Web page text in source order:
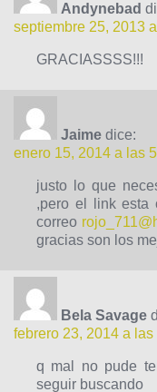
Andynebad
septiembre 25, 2013
GRACIASSSS!!!
Jaime dice:
enero 15, 2014 a las
justo lo que
,pero el link esta
correo
gracias son los
Bela Savage
febrero 23, 2014 a las
q mal no pude
seguir buscando